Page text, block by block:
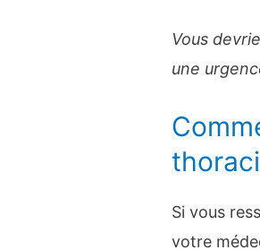
Vous
une
Si vous
votre